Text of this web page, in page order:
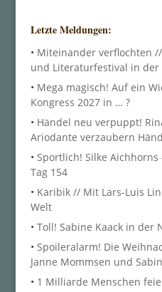
Letzte Meldungen:
• Miteinander verflochten //
und Literaturfestival in der
• Mega magisch! Auf ein
Kongress 2027 in … ?
• Händel neu verpuppt!
Ariodante verzaubern
• Sportlich! Silke
Tag 154
• Karibik // Mit Lars-Luis
Welt
• Toll! Sabine Kaack in der
• Spoileralarm! Die
Janne Mommsen und
• 1 Milliarde Menschen